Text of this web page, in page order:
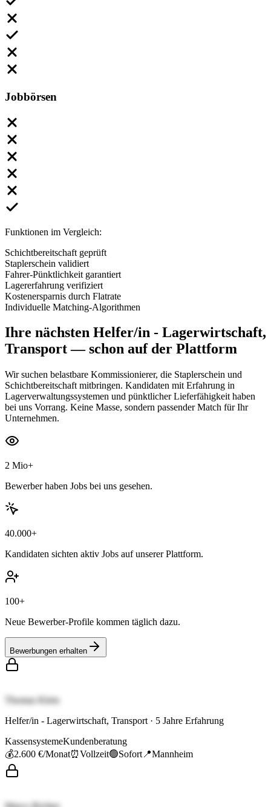
Jobbörsen
Funktionen im Vergleich:
Schichtbereitschaft geprüft
Staplerschein validiert
Fahrer-Pünktlichkeit garantiert
Lagererfahrung verifiziert
Kostenersparnis durch Flatrate
Individuelle Matching-Algorithmen
Ihre nächsten Helfer/in - Lagerwirtschaft,
Transport— schon auf der Plattform
Wir suchen belastbare Kommissionierer, die Staplerschein und
Schichtbereitschaft mitbringen. Kandidaten mit Erfahrung in
Lagerverwaltungssystemen und pünktlicher Lieferfähigkeit haben
bei uns Vorrang. Keine Masse, sondern passender Match für Ihr
Unternehmen.
2 Mio+
Bewerber haben Jobs bei uns gesehen.
40.000+
Kandidaten sichten aktiv Jobs auf unserer Plattform.
100+
Neue Bewerber-Profile kommen täglich dazu.
Bewerbungen erhalten
Thomas Klein
Helfer/in - Lagerwirtschaft, Transport · 5 Jahre Erfahrung
KassensystemeKundenberatung
💰2.600 €/Monat⏰Vollzeit🟢Sofort 📍Mannheim